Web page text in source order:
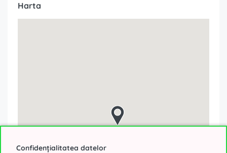
Harta
Confidențialitatea datelor